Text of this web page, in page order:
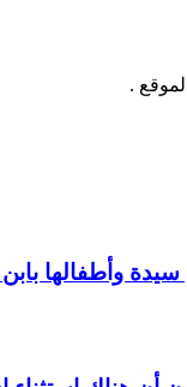
.
وأطفالها